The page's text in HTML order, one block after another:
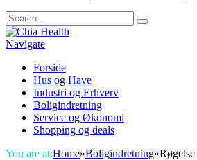
Navigate
Forside
Hus og Have
Industri og Erhverv
Boligindretning
Service og Økonomi
Shopping og deals
You are at:Home»Boligindretning»